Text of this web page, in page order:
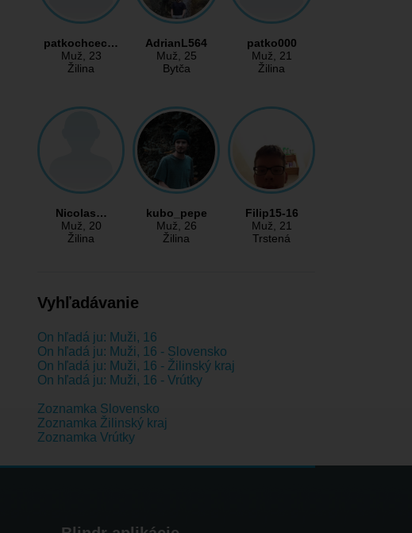
patkochcec…
Muž, 23
Žilina
AdrianL564
Muž, 25
Bytča
patko000
Muž, 21
Žilina
Nicolas…
Muž, 20
Žilina
kubo_pepe
Muž, 26
Žilina
Filip15-16
Muž, 21
Trstená
Vyhľadávanie
On hľadá ju: Muži, 16
On hľadá ju: Muži, 16 - Slovensko
On hľadá ju: Muži, 16 - Žilinský kraj
On hľadá ju: Muži, 16 - Vrútky
Zoznamka Slovensko
Zoznamka Žilinský kraj
Zoznamka Vrútky